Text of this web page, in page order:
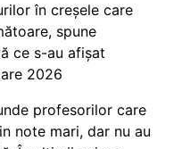
în creșele care
spune
ce s-au afișat
2026
profesorilor care
note mari, dar nu au